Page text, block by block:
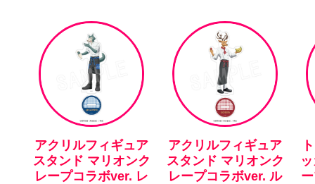
アクリルフィギュア
スタンド マリオンク
レープコラボver. レ
アクリルフィギュア
スタンド マリオンク
レープコラボver. ル